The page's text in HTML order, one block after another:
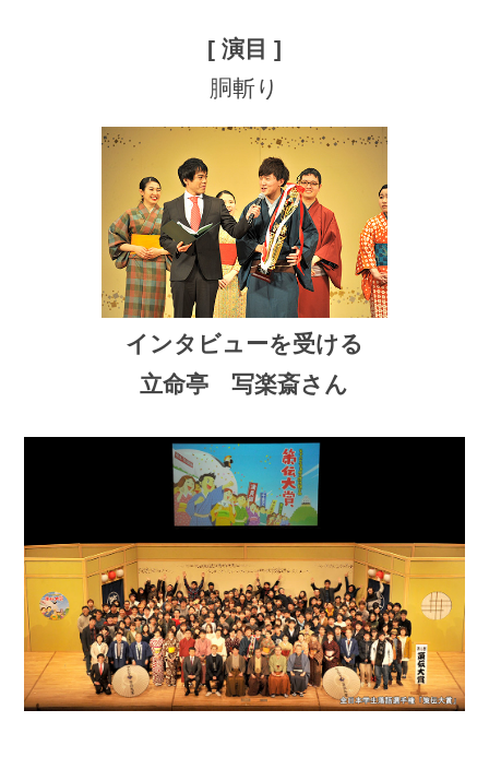
胴斬り
インタビューを受ける
立命亭 写楽斎さん